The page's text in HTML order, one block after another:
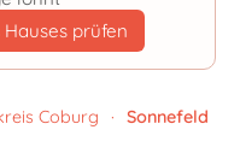
prüfen
Coburg · Sonnefeld